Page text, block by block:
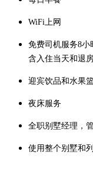
WiFi上网
免费司 机服务8小
含入住当天和退
迎宾饮品和水果
夜床服务
全职别墅经理，
使用整个别墅和